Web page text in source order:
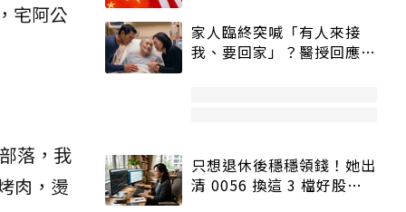
宅阿公
落，我
肉，燙
家人臨終突喊「有人來接
我、要回家」？醫授回應方
只想退休後穩穩領錢！她出
清 0056 換這 3 檔好股：